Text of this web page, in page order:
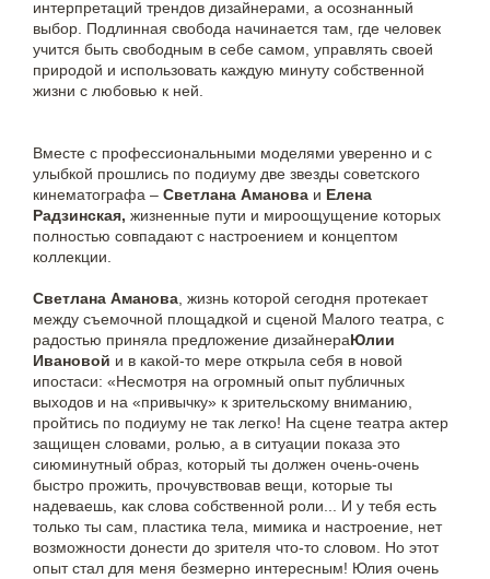
интерпретаций трендов дизайнерами, а осознанный
выбор. Подлинная свобода начинается там, где человек
учится быть свободным в себе самом, управлять своей
природой и использовать каждую минуту собственной
жизни с любовью к ней.
Вместе с профессиональными моделями уверенно и с
улыбкой прошлись по подиуму две звезды советского
кинематографа – Светлана Аманова и Елена
Радзинская, жизненные пути и мироощущение которых
полностью совпадают с настроением и концептом
коллекции.
Светлана Аманова , жизнь которой сегодня протекает
между съемочной площадкой и сценой Малого театра, с
радостью приняла предложение дизайнераЮлии
Ивановой и в какой-то мере открыла себя в новой
ипостаси: «Несмотря на огромный опыт публичных
выходов и на «привычку» к зрительскому вниманию,
пройтись по подиуму не так легко! На сцене театра актер
защищен словами, ролью, а в ситуации показа это
сиюминутный образ, который ты должен очень-очень
быстро прожить, прочувствовав вещи, которые ты
надеваешь, как слова собственной роли... И у тебя есть
только ты сам, пластика тела, мимика и настроение, нет
возможности донести до зрителя что-то словом. Но этот
опыт стал для меня безмерно интересным! Юлия очень